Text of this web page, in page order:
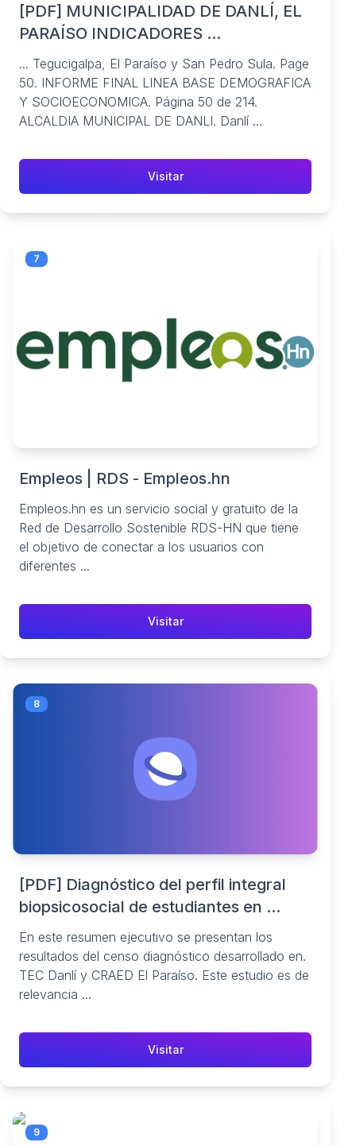
[PDF] MUNICIPALIDAD DE DANLÍ, EL
PARAÍSO INDICADORES ...
... Tegucigalpa, El Paraíso y San Pedro Sula. Page
50. INFORME FINAL LINEA BASE DEMOGRAFICA
Y SOCIOECONOMICA. Página 50 de 214.
ALCALDIA MUNICIPAL DE DANLI. Danlí ...
Visitar
7
Empleos | RDS - Empleos.hn
Empleos.hn es un servicio social y gratuito de la
Red de Desarrollo Sostenible RDS-HN que tiene
el objetivo de conectar a los usuarios con
diferentes ...
Visitar
8
[PDF] Diagnóstico del perfil integral
biopsicosocial de estudiantes en ...
En este resumen ejecutivo se presentan los
resultados del censo diagnóstico desarrollado en.
TEC Danlí y CRAED El Paraíso. Este estudio es de
relevancia ...
Visitar
9